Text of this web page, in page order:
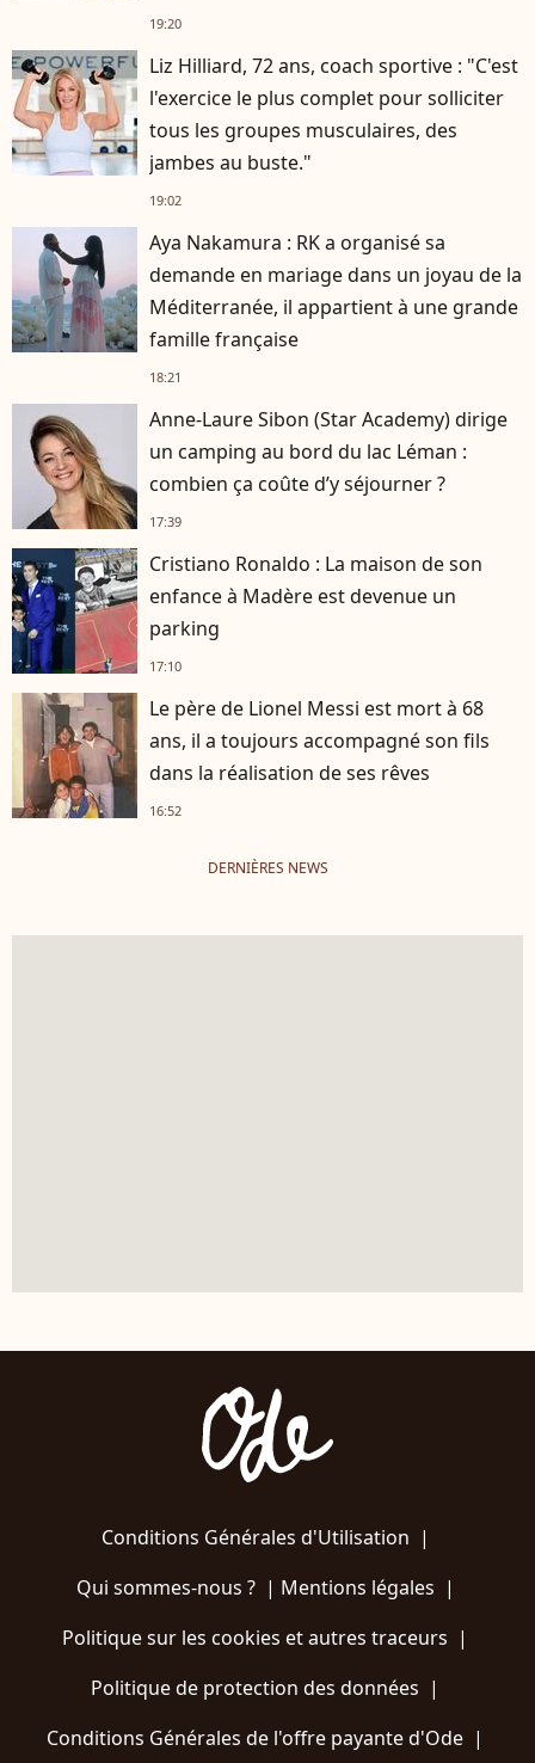
19:20
Liz Hilliard, 72 ans, coach sportive : "C'est
l'exercice le plus complet pour solliciter
tous les groupes musculaires, des
jambes au buste."
19:02
Aya Nakamura : RK a organisé sa
demande en mariage dans un joyau de la
Méditerranée, il appartient à une grande
famille française
18:21
Anne-Laure Sibon (Star Academy) dirige
un camping au bord du lac Léman :
combien ça coûte d’y séjourner ?
17:39
Cristiano Ronaldo : La maison de son
enfance à Madère est devenue un
parking
17:10
Le père de Lionel Messi est mort à 68
ans, il a toujours accompagné son fils
dans la réalisation de ses rêves
16:52
DERNIÈRES NEWS
Conditions Générales d'Utilisation |
Qui sommes-nous ?| Mentions légales |
Politique sur les cookies et autres traceurs |
Politique de protection des données |
Conditions Générales de l'offre payante d'Ode |